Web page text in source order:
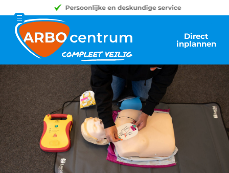
Direct
inplannen